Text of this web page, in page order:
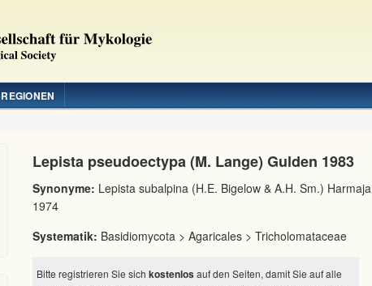
REGIONEN
Lepista pseudoectypa (M. Lange) Gulden 1983
Synonyme: Lepista subalpina (H.E. Bigelow & A.H. Sm.) Harmaja
1974
Systematik: Basidiomycota > Agaricales > Tricholomataceae
Bitte registrieren Sie sich kostenlos auf den Seiten, damit Sie auf alle